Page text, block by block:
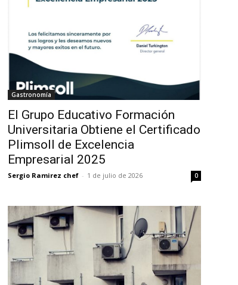
Gastronomía
El Grupo Educativo Formación
Universitaria Obtiene el Certificado
Plimsoll de Excelencia
Empresarial 2025
Sergio Ramirez chef - 1 de julio de 2026 0